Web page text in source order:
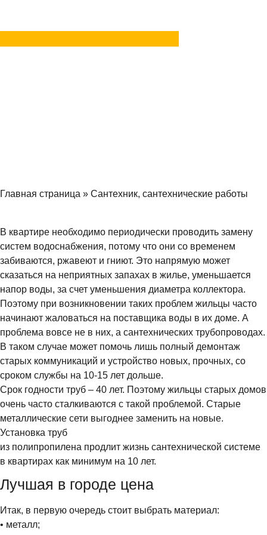
Главная страница » Сантехник, сантехнические работы
В квартире необходимо периодически проводить замену
систем водоснабжения, потому что они со временем
забиваются, ржавеют и гниют. Это напрямую может
сказаться на неприятных запахах в жилье, уменьшается
напор воды, за счет уменьшения диаметра коллектора.
Поэтому при возникновении таких проблем жильцы часто
начинают жаловаться на поставщика воды в их доме. А
проблема вовсе не в них, а сантехнических трубопроводах.
В таком случае может помочь лишь полный демонтаж
старых коммуникаций и устройство новых, прочных, со
сроком службы на 10-15 лет дольше.
Срок годности труб – 40 лет. Поэтому жильцы старых домов
очень часто сталкиваются с такой проблемой. Старые
металлические сети выгоднее заменить на новые.
Установка труб
из полипропилена продлит жизнь сантехнической системе
в квартирах как минимум на 10 лет.
Лучшая в городе цена
Итак, в первую очередь стоит выбрать материал:
• металл;